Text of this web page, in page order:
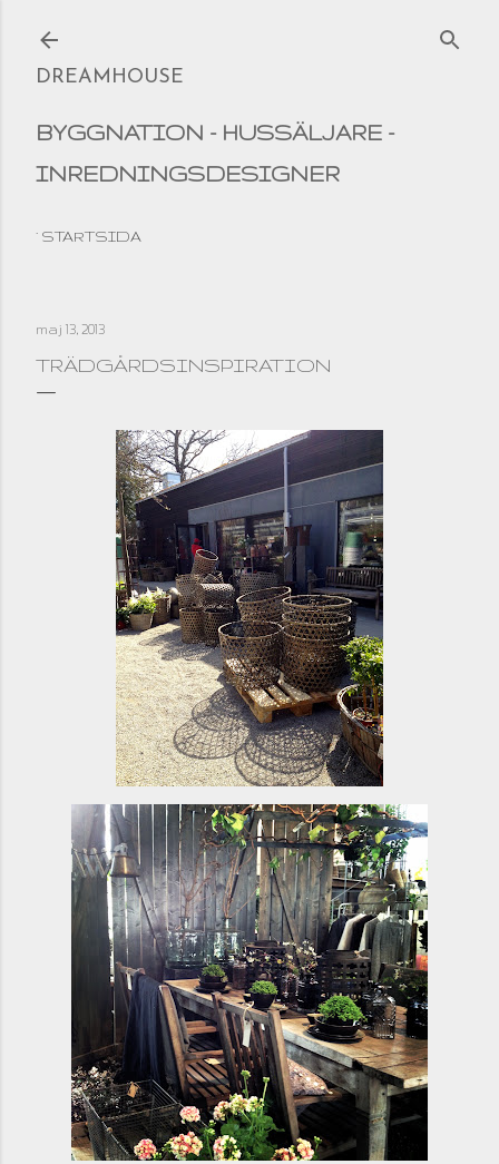
DREAMHOUSE
BYGGNATION - HUSSÄLJARE -
INREDNINGSDESIGNER
STARTSIDA
maj 13, 2013
TRÄDGÅRDSINSPIRATION